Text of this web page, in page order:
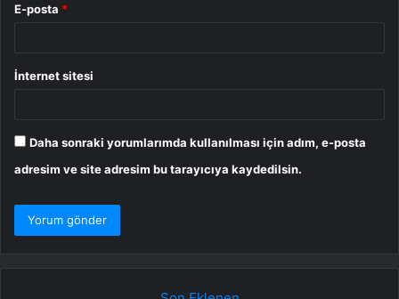
E-posta *
İnternet sitesi
Daha sonraki yorumlarımda kullanılması için adım, e-posta
adresim ve site adresim bu tarayıcıya kaydedilsin.